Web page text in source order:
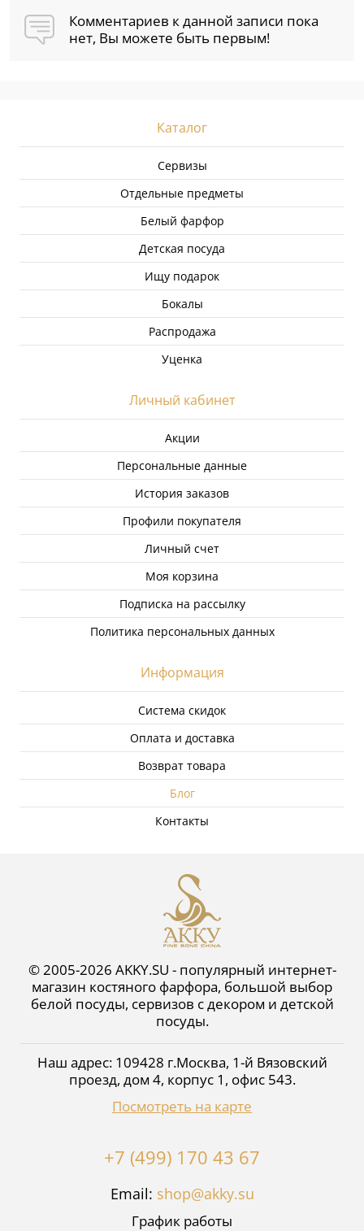
Комментариев к данной записи пока
нет, Вы можете быть первым!
Каталог
Сервизы
Отдельные предметы
Белый фарфор
Детская посуда
Ищу подарок
Бокалы
Распродажа
Уценка
Личный кабинет
Акции
Персональные данные
История заказов
Профили покупателя
Личный счет
Моя корзина
Подписка на рассылку
Политика персональных данных
Информация
Система скидок
Оплата и доставка
Возврат товара
Блог
Контакты
© 2005-2026 AKKY.SU - популярный интернет-
магазин костяного фарфора, большой выбор
белой посуды, сервизов с декором и детской
посуды.
Наш адрес: 109428 г.Москва, 1-й Вязовский
проезд, дом 4, корпус 1, офис 543.
Посмотреть на карте
+7 (499) 170 43 67
Email: shop@akky.su
График работы